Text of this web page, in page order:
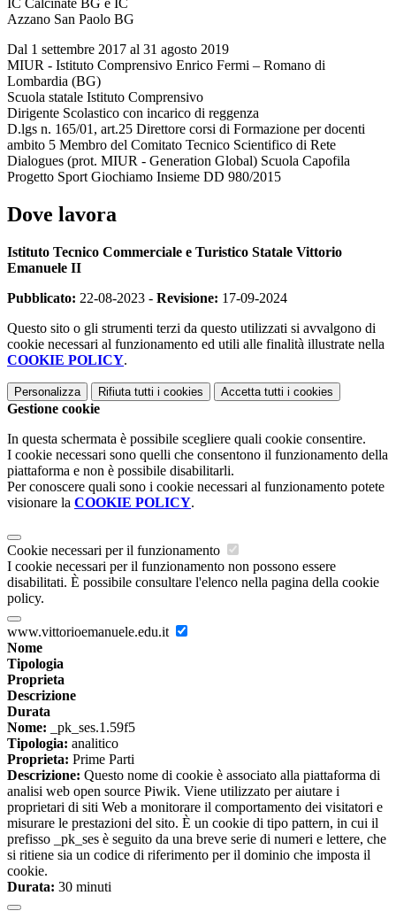
IC Calcinate BG e IC
Azzano San Paolo BG
Dal 1 settembre 2017 al 31 agosto 2019
MIUR - Istituto Comprensivo Enrico Fermi – Romano di
Lombardia (BG)
Scuola statale Istituto Comprensivo
Dirigente Scolastico con incarico di reggenza
D.lgs n. 165/01, art.25 Direttore corsi di Formazione per docenti
ambito 5 Membro del Comitato Tecnico Scientifico di Rete
Dialogues (prot. MIUR - Generation Global) Scuola Capofila
Progetto Sport Giochiamo Insieme DD 980/2015
Dove lavora
Istituto Tecnico Commerciale e Turistico Statale Vittorio
Emanuele II
Pubblicato: 22-08-2023 - Revisione: 17-09-2024
Questo sito o gli strumenti terzi da questo utilizzati si avvalgono di
cookie necessari al funzionamento ed utili alle finalità illustrate nella
COOKIE POLICY.
Personalizza Rifiuta tutti i cookies Accetta tutti i cookies
Gestione cookie
In questa schermata è possibile scegliere quali cookie consentire.
I cookie necessari sono quelli che consentono il funzionamento della
piattaforma e non è possibile disabilitarli.
Per conoscere quali sono i cookie necessari al funzionamento potete
visionare la COOKIE POLICY.
Cookie necessari per il funzionamento
I cookie necessari per il funzionamento non possono essere
disabilitati. È possibile consultare l'elenco nella pagina della cookie
policy.
www.vittorioemanuele.edu.it
Nome
Tipologia
Proprieta
Descrizione
Durata
Nome: _pk_ses.1.59f5
Tipologia: analitico
Proprieta: Prime Parti
Descrizione: Questo nome di cookie è associato alla piattaforma di
analisi web open source Piwik. Viene utilizzato per aiutare i
proprietari di siti Web a monitorare il comportamento dei visitatori e
misurare le prestazioni del sito. È un cookie di tipo pattern, in cui il
prefisso _pk_ses è seguito da una breve serie di numeri e lettere, che
si ritiene sia un codice di riferimento per il dominio che imposta il
cookie.
Durata: 30 minuti